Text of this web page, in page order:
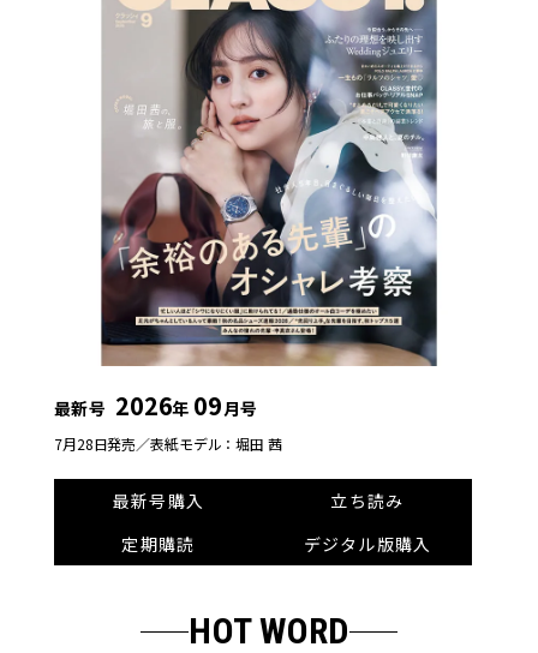
最新号 2026年 09月号
7月28日発売／表紙モデル：堀田 茜
最新号購入
立ち読み
定期購読
デジタル版購入
HOT WORD